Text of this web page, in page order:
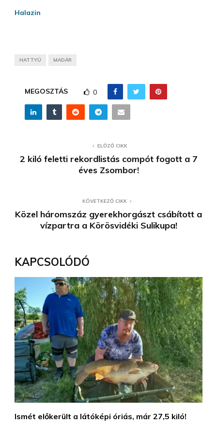
Halazin
HATTYÚ MADÁR
MEGOSZTÁS 0
ELŐZŐ CIKK
2 kiló feletti rekordlistás compót fogott a 7
éves Zsombor!
KÖVETKEZŐ CIKK
Közel háromszáz gyerekhorgászt csábított a
vízpartra a Körösvidéki Sulikupa!
KAPCSOLÓDÓ
Ismét előkerült a látóképi óriás, már 27,5 kiló!